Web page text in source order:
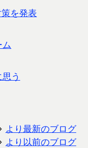
を発表
う
より最新のブログ
より以前のブログ